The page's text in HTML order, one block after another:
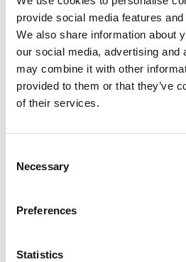
provide social media features
We also share information about
our social media, advertising and
may combine it with other
provided to them or that they’ve
of their services.
Selection
Necessary
Preferences
Statistics
BTW/Marge BTW
Aantal cilinders 6
Emissieklasse 6
Cilinderinhoud 2995
Vermogen
Tankinhoud
Max. trekgewicht